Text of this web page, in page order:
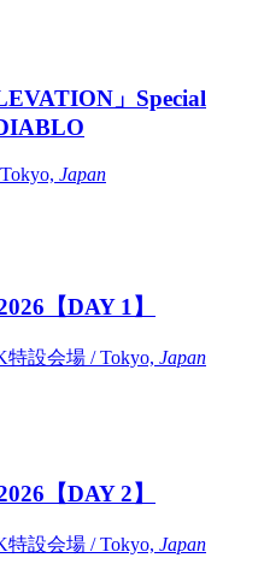
」Special
Japan
【DAY 1】
設会場 / Tokyo, Japan
【DAY 2】
設会場 / Tokyo, Japan